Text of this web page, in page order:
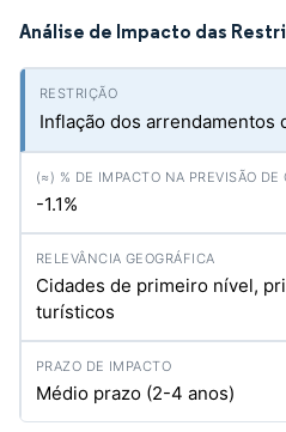
Análise de Impacto das
Inflação dos arrendamentos
-1.1%
Cidades de primeiro nível,
turísticos
Médio prazo (2-4 anos)